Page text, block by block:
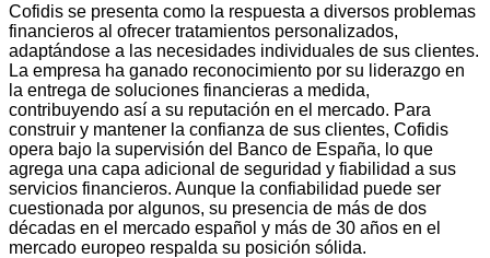
Cofidis se presenta como la respuesta a diversos problemas
financieros al ofrecer tratamientos personalizados,
adaptándose a las necesidades individuales de sus clientes.
La empresa ha ganado reconocimiento por su liderazgo en
la entrega de soluciones financieras a medida,
contribuyendo así a su reputación en el mercado. Para
construir y mantener la confianza de sus clientes, Cofidis
opera bajo la supervisión del Banco de España, lo que
agrega una capa adicional de seguridad y fiabilidad a sus
servicios financieros. Aunque la confiabilidad puede ser
cuestionada por algunos, su presencia de más de dos
décadas en el mercado español y más de 30 años en el
mercado europeo respalda su posición sólida.